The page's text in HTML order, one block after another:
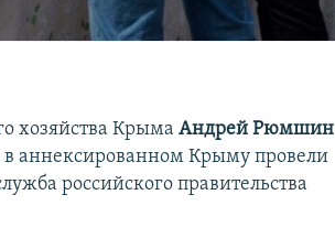
хозяйства КрымаАндрей Рюмшин
аннексированном Крыму провели
российского правительства